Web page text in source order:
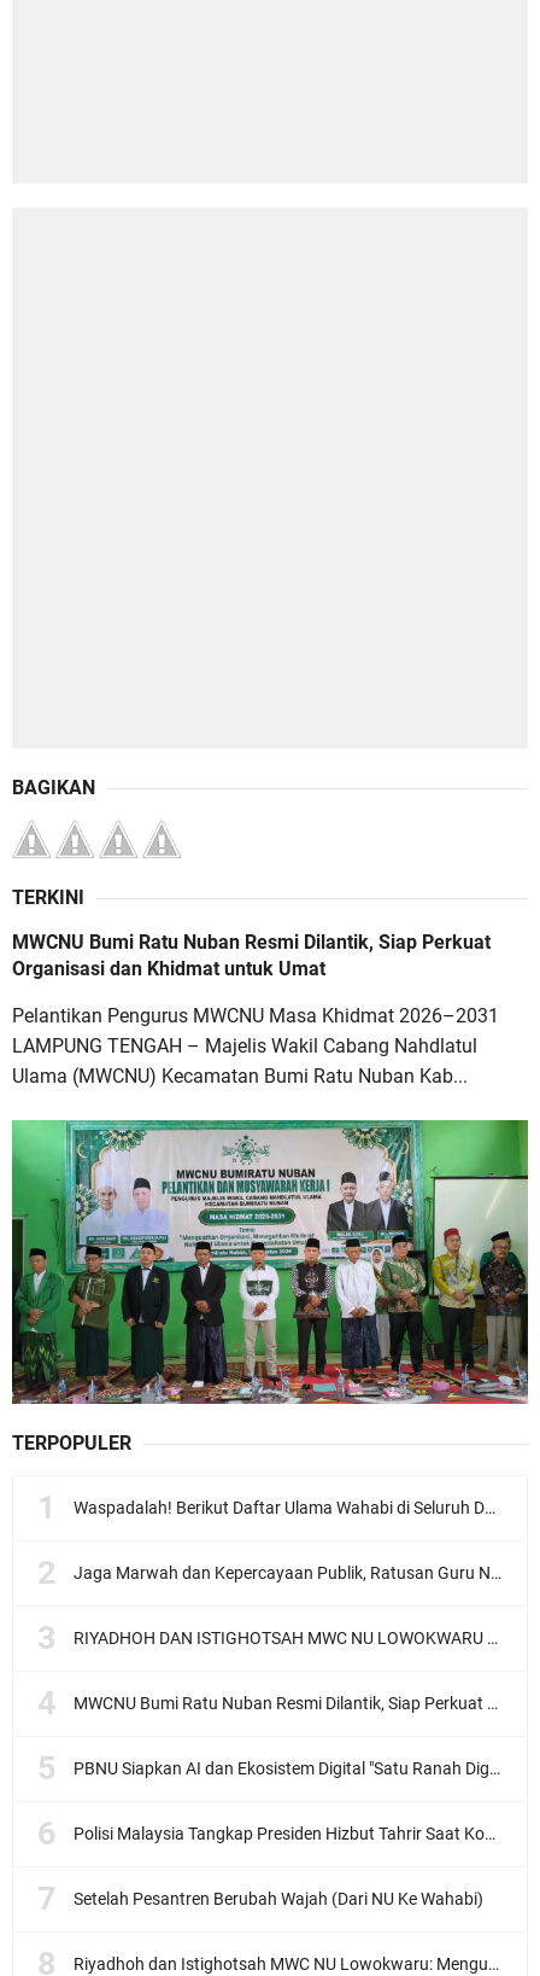
BAGIKAN
TERKINI
MWCNU Bumi Ratu Nuban Resmi Dilantik, Siap Perkuat
Organisasi dan Khidmat untuk Umat
Pelantikan Pengurus MWCNU Masa Khidmat 2026–2031
LAMPUNG TENGAH – Majelis Wakil Cabang Nahdlatul
Ulama (MWCNU) Kecamatan Bumi Ratu Nuban Kab...
TERPOPULER
Waspadalah! Berikut Daftar Ulama Wahabi di Seluruh Dunia dan Karya-karyanya
Jaga Marwah dan Kepercayaan Publik, Ratusan Guru Ngaji Kota Malang Serukan Deklarasi Ramah Anak
RIYADHOH DAN ISTIGHOTSAH MWC NU LOWOKWARU Menyambut Muktamar NU ke-35, Meneguhkan Sanad Laku Para Muassis
MWCNU Bumi Ratu Nuban Resmi Dilantik, Siap Perkuat Organisasi dan Khidmat untuk Umat
PBNU Siapkan AI dan Ekosistem Digital "Satu Ranah Digital untuk Ulama", Siap Diluncurkan dalam Waktu Dekat!
Polisi Malaysia Tangkap Presiden Hizbut Tahrir Saat Konferensi Pers
Setelah Pesantren Berubah Wajah (Dari NU Ke Wahabi)
Riyadhoh dan Istighotsah MWC NU Lowokwaru: Menguatkan Doa, Menjalin Ukhuwah Menyambut Muktamar NU ke-35